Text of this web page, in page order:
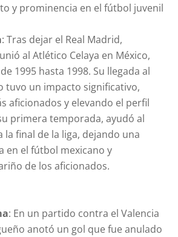
y prominencia en el fútbol juvenil
: Tras dejar el Real Madrid,
al Atlético Celaya en México,
1995 hasta 1998. Su llegada al
tuvo un impacto significativo,
aficionados y elevando el perfil
primera temporada, ayudó al
la final de la liga, dejando una
en el fútbol mexicano y
de los aficionados.
: En un partido contra el Valencia
anotó un gol que fue anulado